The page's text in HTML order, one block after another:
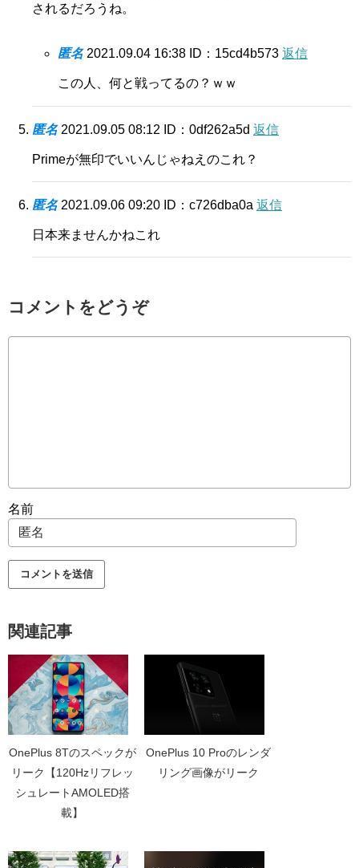
されるだろうね。
匿名 2021.09.04 16:38 ID：15cd4b573 返信
この人、何と戦ってるの？ｗｗ
匿名 2021.09.05 08:12 ID：0df262a5d 返信
Primeが無印でいいんじゃねえのこれ？
匿名 2021.09.06 09:20 ID：c726dba0a 返信
日本来ませんかねこれ
コメントをどうぞ
名前
関連記事
OnePlus 8Tのスペックが
リーク【120Hzリフレッ
シュレートAMOLED搭
載】
OnePlus 10 Proのレンダ
リング画像がリーク